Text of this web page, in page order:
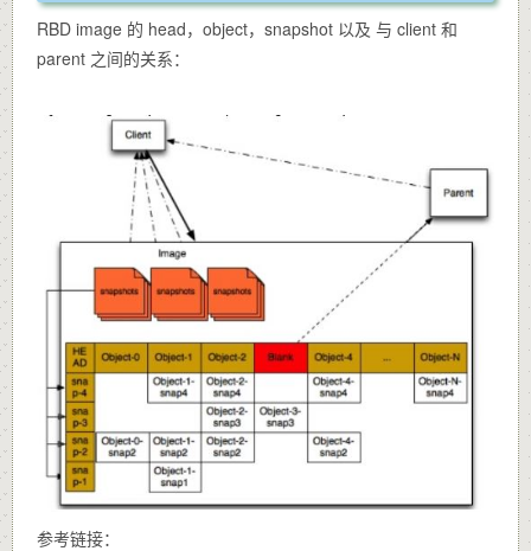
RBD image 的 head，object，snapshot 以及 与 client 和
parent 之间的关系：
参考链接：